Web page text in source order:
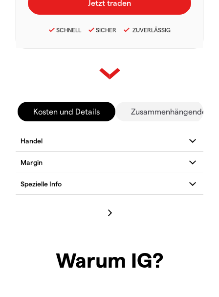
SCHNELL SICHER ZUVERLÄSSIG
Kosten und Details Zusammenhängende
Warum IG?